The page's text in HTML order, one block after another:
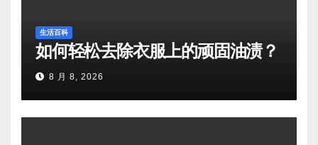
生活百科
如何轻松去除衣服上的顽固油渍？
8 月 8, 2026